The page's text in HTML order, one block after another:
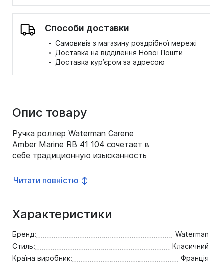
Способи доставки
· Самовивіз з магазину роздрібної мережі
· Доставка на відділення Нової Пошти
· Доставка кур’єром за адресою
Опис товару
Ручка роллер Waterman Carene
Amber Marine RB 41 104 сочетает в
себе традиционную изысканность
Представленная модель ручки
изготовлена из латуни и
лаком. Отделка деталей корпуса
позолота. Корпус: многослойное
лаковое покрытие. Отделка: 23 К
позолота.
Читати повністю ↕
Характеристики
Бренд:
Waterman
Стиль:
Класичний
Країна виробник:
Франція